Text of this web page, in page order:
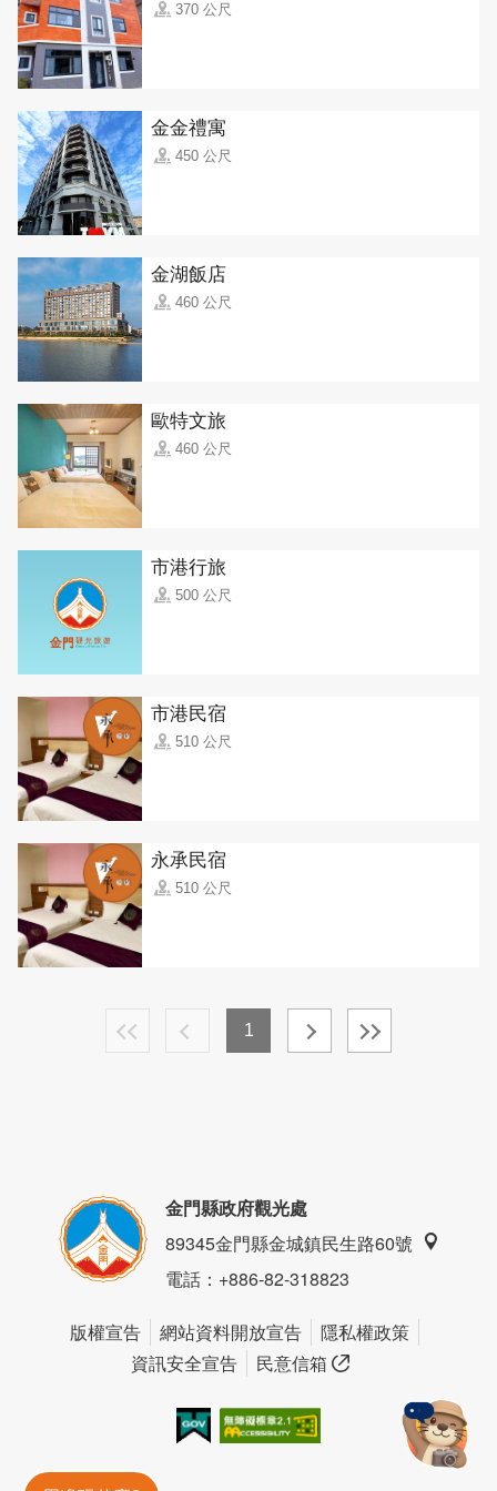
370 公尺
金金禮寓
450 公尺
金湖飯店
460 公尺
歐特文旅
460 公尺
市港行旅
500 公尺
市港民宿
510 公尺
永承民宿
510 公尺
1
金門縣政府觀光處
89345金門縣金城鎮民生路60號
電話：+886-82-318823
版權宣告 網站資料開放宣告
隱私權政策
資訊安全宣告
民意信箱